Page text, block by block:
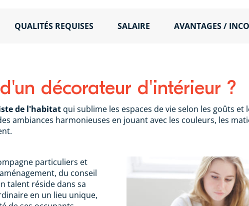
QUALITÉS REQUISES SALAIRE AVANTAGES /
décorateur d'intérieur ?
de l'habitat qui sublime les espaces de vie selon les goûts et
ambiances harmonieuses en jouant avec les couleurs, les
particuliers et
du conseil
talent réside dans sa
en un lieu unique,